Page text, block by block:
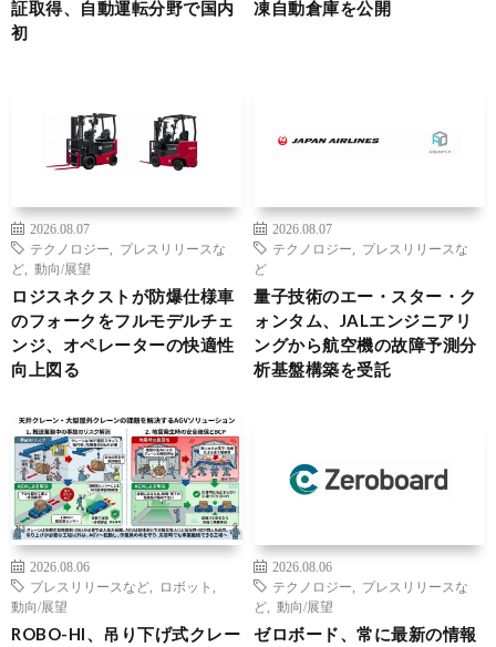
証取得、自動運転分野で国内
初
凍自動倉庫を公開
2026.08.07
テクノロジー
プレスリリースな
ど
動向/展望
ロジスネクストが防爆仕様車
のフォークをフルモデルチェ
ンジ、オペレーターの快適性
向上図る
2026.08.07
テクノロジー
プレスリリースな
ど
量子技術のエー・スター・ク
ォンタム、JALエンジニアリ
ングから航空機の故障予測分
析基盤構築を受託
2026.08.06
プレスリリースなど
ロボット
動向/展望
ROBO-HI、吊り下げ式クレー
2026.08.06
テクノロジー
プレスリリースな
ど
動向/展望
ゼロボード、常に最新の情報